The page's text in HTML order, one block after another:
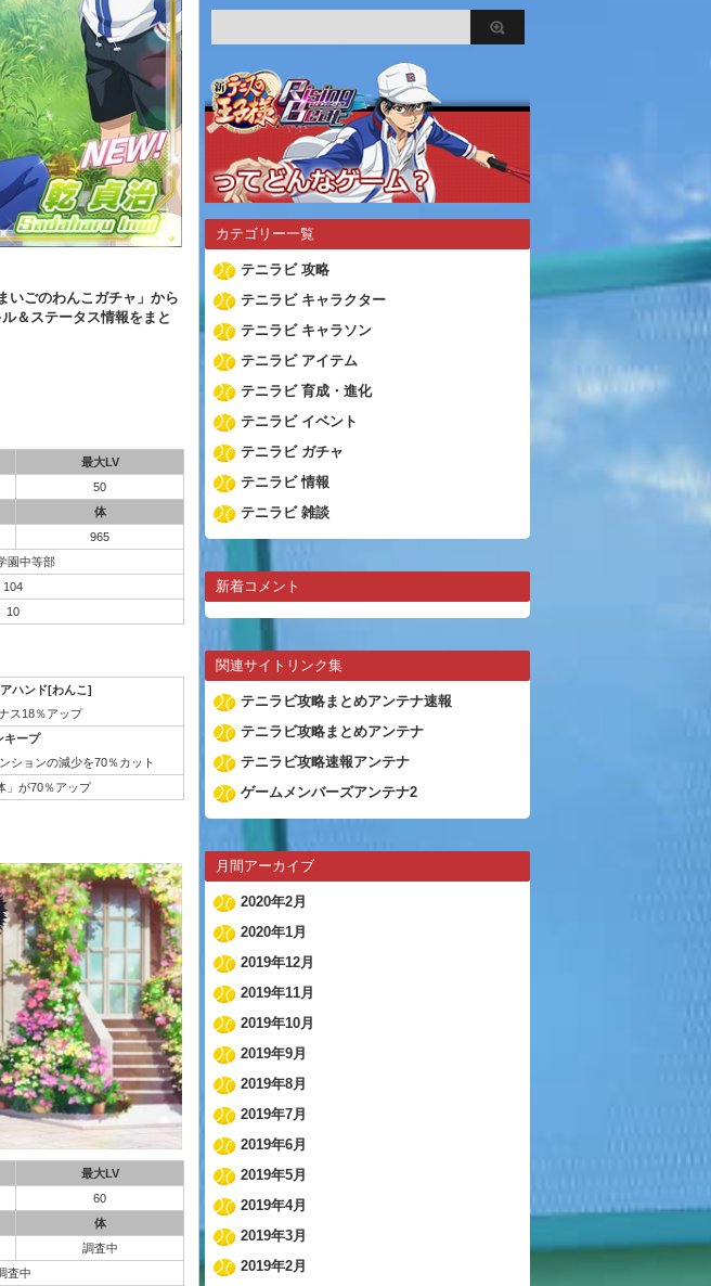
いごのわんこガチャ」から
＆ステータス情報をまと
最大LV
50
体
965
園中等部
104
10
ハンド[わんこ]
ス18％アップ
キープ
ションの減少を70％カット
」が70％アップ
最大LV
60
体
調査中
査中
カテゴリー一覧
テニラビ 攻略
テニラビ キャラクター
テニラビ キャラソン
テニラビ アイテム
テニラビ 育成・進化
テニラビ イベント
テニラビ ガチャ
テニラビ 情報
テニラビ 雑談
新着コメント
関連サイトリンク集
テニラビ攻略まとめアンテナ速報
テニラビ攻略まとめアンテナ
テニラビ攻略速報アンテナ
ゲームメンバーズアンテナ2
月間アーカイブ
2020年2月
2020年1月
2019年12月
2019年11月
2019年10月
2019年9月
2019年8月
2019年7月
2019年6月
2019年5月
2019年4月
2019年3月
2019年2月